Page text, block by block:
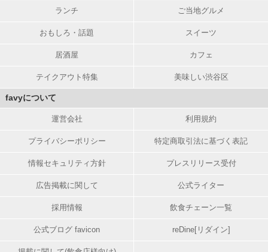
ランチ ご当地グルメ
おもしろ・話題 スイーツ
居酒屋 カフェ
テイクアウト特集 美味しい渋谷区
favyについて
運営会社 利用規約
プライバシーポリシー 特定商取引法に基づく表記
情報セキュリティ方針 プレスリリース受付
広告掲載に関して 公式ライター
採用情報 飲食チェーン一覧
公式ブログ favicon reDine[リダイン]